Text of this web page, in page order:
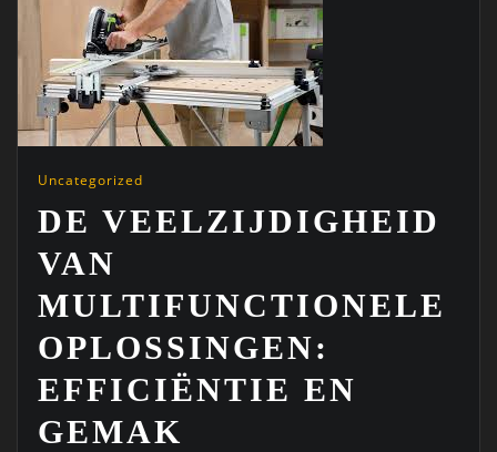
Uncategorized
DE VEELZIJDIGHEID
VAN
MULTIFUNCTIONELE
OPLOSSINGEN:
EFFICIËNTIE EN
GEMAK